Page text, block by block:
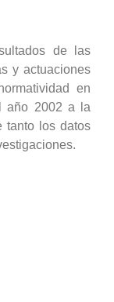
de las
y actuaciones
en
año 2002 a la
tanto los datos